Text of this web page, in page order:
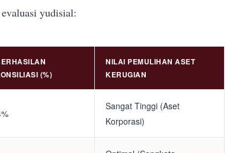
yudisial:
(%)
NILAI PEMULIHAN ASET
KERUGIAN
Sangat Tinggi (Aset
Korporasi)